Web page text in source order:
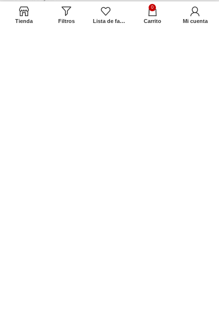
Política de seguridad
Tienda Filtros Lista de favoritos
0
Carrito Mi cuenta